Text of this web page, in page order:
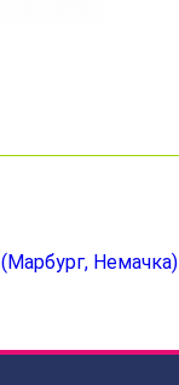
Немачка)